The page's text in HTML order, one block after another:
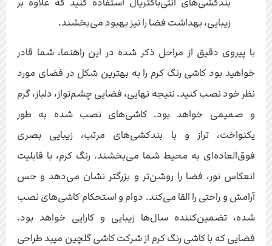
بندکشی‌های آنتی‌باکتریال استفاده کنید که علاوه بر
زیبایی، بهداشت فضا را نیز بهبود می‌بخشند.
با پیروی دقیق از مراحل ذکر شده در این راهنما، شما قادر
خواهید بود کاشی رنگ کرم را به بهترین شکل در فضای مورد
نظر خود نصب کنید. نتیجه نهایی، فضایی چشم‌نواز، دلباز، گرم
و صمیمی خواهد بود. کاشی‌های نصب شده به طور
یکنواخت، تراز و با بندکشی‌های مرتب، زیبایی بصری
فوق‌العاده‌ای به محیط شما می‌بخشند. رنگ کرم، با قابلیت
انعکاس نور، فضا را روشن‌تر و بزرگتر نشان می‌دهد و حس
آرامش و راحتی را القا می‌کند. دوام و استحکام کاشی‌های نصب
شده، تضمین‌کننده سال‌ها زیبایی و کارایی خواهد بود.
فضایی که با کاشی رنگ کرم از شرکت کاشی گلچین میبد طراحی